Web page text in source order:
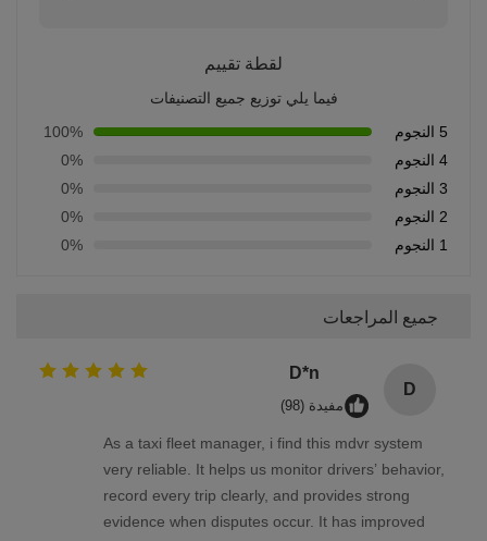
لقطة تقييم
فيما يلي توزيع جميع التصنيفات
5 النجوم
100%
4 النجوم
0%
3 النجوم
0%
2 النجوم
0%
1 النجوم
0%
جميع المراجعات
D
D*n
مفيدة (98)
As a taxi fleet manager, i find this mdvr system
very reliable. It helps us monitor drivers’ behavior,
record every trip clearly, and provides strong
evidence when disputes occur. It has improved